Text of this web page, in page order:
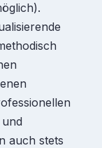
auch stets